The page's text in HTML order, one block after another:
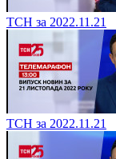
ТСН за 2022.11.21
ТСН за 2022.11.21